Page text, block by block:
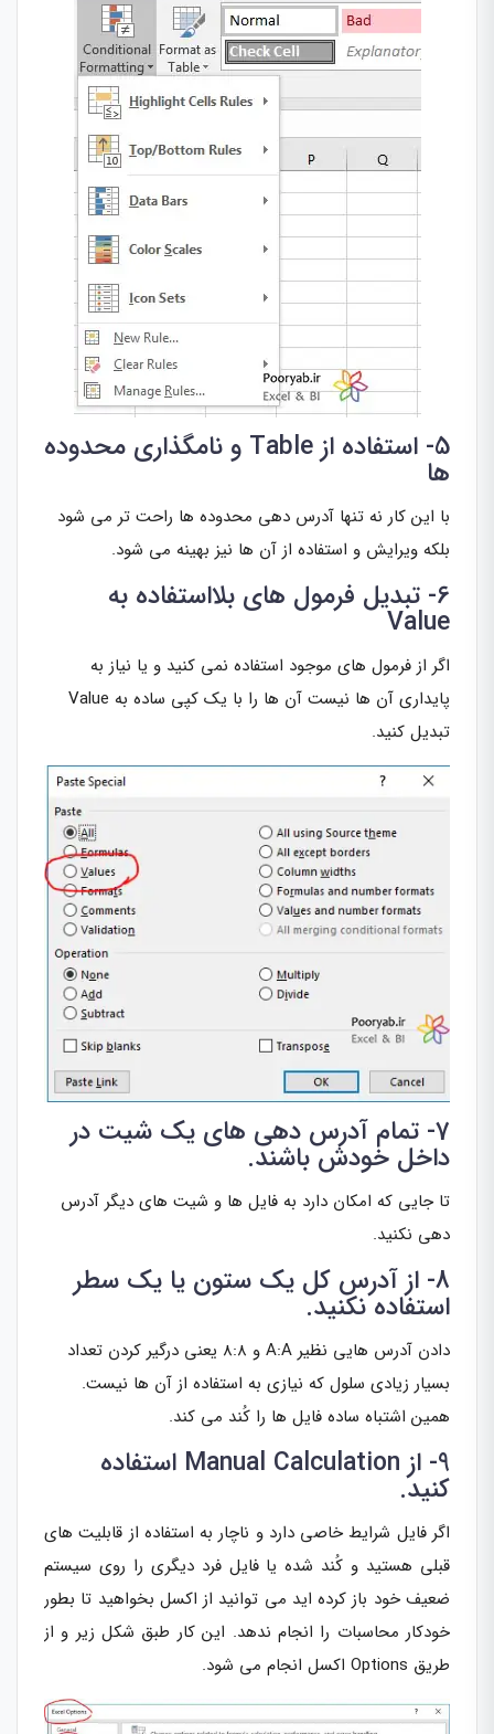
5- استفاده از Table و نامگذاری محدوده
ها
با این کار نه تنها آدرس دهی محدوده ها راحت تر می شود
بلکه ویرایش و استفاده از آن ها نیز بهینه می شود.
6- تبدیل فرمول های بلااستفاده به
Value
اگر از فرمول های موجود استفاده نمی کنید و یا نیاز به
پایداری آن ها نیست آن ها را با یک کپی ساده به Value
تبدیل کنید.
7- تمام آدرس دهی های یک شیت در
داخل خودش باشند.
تا جایی که امکان دارد به فایل ها و شیت های دیگر آدرس
دهی نکنید.
8- از آدرس کل یک ستون یا یک سطر
استفاده نکنید.
دادن آدرس هایی نظیر A:A و 8:8 یعنی درگیر کردن تعداد
بسیار زیادی سلول که نیازی به استفاده از آن ها نیست.
همین اشتباه ساده فایل ها را کُند می کند.
9- از Manual Calculation استفاده
کنید.
اگر فایل شرایط خاصی دارد و ناچار به استفاده از قابلیت های
قبلی هستید و کُند شده یا فایل فرد دیگری را روی سیستم
ضعیف خود باز کرده اید می توانید از اکسل بخواهید تا بطور
خودکار محاسبات را انجام ندهد. این کار طبق شکل زیر و از
طریق Options اکسل انجام می شود.